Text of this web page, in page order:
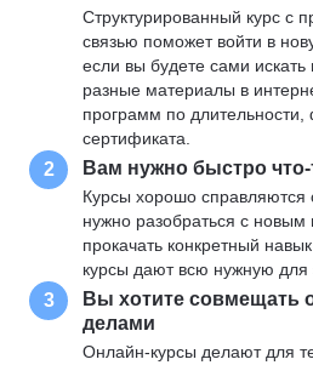
Структурированный курс с
связью поможет войти в
если вы будете сами
разные материалы в
программ по
сертификата.
2 Вам нужно быстро
Курсы хорошо справляются
нужно разобраться с новым
прокачать конкретный
курсы дают всю нужную для
3
Вы хотите совмещать
делами
Онлайн-курсы делают для